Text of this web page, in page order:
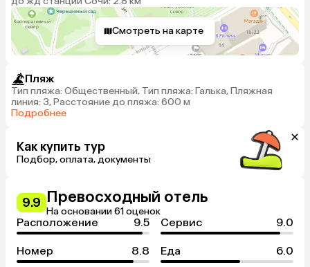
Смотреть на карте
Пляж
Тип пляжа: Общественный, Тип пляжа: Галька, Пляжная
линия: 3, Расстояние до пляжа: 600 м
Подробнее
Как купить тур
Подбор, оплата, документы
9.9 Превосходный отель
На основании 61 оценок
Расположение 9.5 Сервис 9.0
Номер 8.8 Еда 6.0